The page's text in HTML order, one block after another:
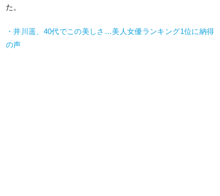
た。
・井川遥、40代でこの美しさ…美人女優ランキング1位に納得
の声